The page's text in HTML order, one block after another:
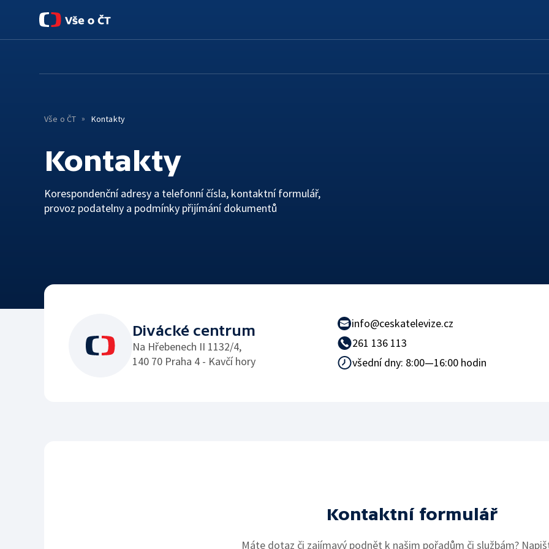
Kontakty
TS Ostrava
ČT podporuje
Hasičský sbor
Vše o ČT Kontakty
Kontakty
Korespondenční adresy a telefonní čísla, kontaktní formulář,
provoz podatelny a podmínky přijímání dokumentů
Divácké centrum
Na Hřebenech II 1132/4,
140 70 Praha 4 - Kavčí hory
info@ceskatelevize.cz
261 136 113
všední dny: 8:00—16:00 hodin
Kontaktní formulář
Máte dotaz či zajímavý podnět k našim pořadům či službám?